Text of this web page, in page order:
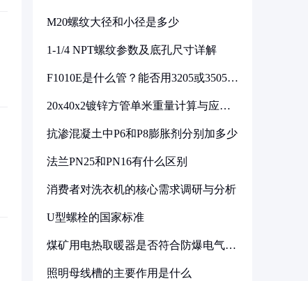
M20螺纹大径和小径是多少
1-1/4 NPT螺纹参数及底孔尺寸详解
F1010E是什么管？能否用3205或3505代
20x40x2镀锌方管单米重量计算与应用
抗渗混凝土中P6和P8膨胀剂分别加多少
法兰PN25和PN16有什么区别
消费者对洗衣机的核心需求调研与分析
U型螺栓的国家标准
煤矿用电热取暖器是否符合防爆电气设
照明母线槽的主要作用是什么